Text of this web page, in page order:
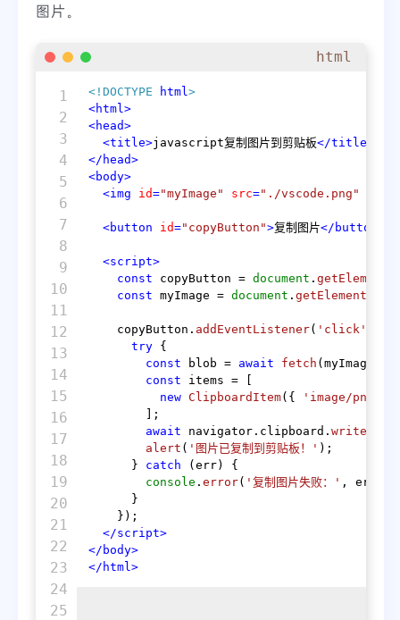
图片。
html
1
2
3
4
5
6
7
8
9
10
11
12
13
14
15
16
17
18
19
20
21
22
23
24
25
<!DOCTYPE html>
<html>
<head>
<title>javascript复制图片到剪贴板</title
</ head>
<body>
<img id="myImage" src="./vscode.png"
<button id="copyButton">复制图片</ button
<script>
const copyButton = document .
const myImage = document . getElementById
    copyButton.
addEventListener( 'click'
try {
const blob = await fetch (myImage.
const items = [
new ClipboardItem({ 'image/png'
        ];
await navigator. clipboard . write
alert ( '图片已复制到剪贴板！' );
      }
catch (err) {
console . error( '复制图片失败：' , err);
      }
    });
</script>
</ body>
</ html>